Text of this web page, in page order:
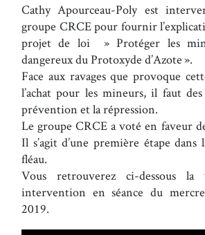
Cathy Apourceau-Poly est
groupe CRCE pour fournir
projet de loi » Protéger les
dangereux du Protoxyde d’Azote ».
Face aux ravages que provoque
l’achat pour les mineurs, il faut
prévention et la répression.
Le groupe CRCE a voté en faveur
Il s’agit d’une première étape
fléau.
Vous retrouverez ci-dessous
intervention en séance du
2019.